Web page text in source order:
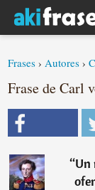
Frases ›Autores ›
Frase de Carl
“Un